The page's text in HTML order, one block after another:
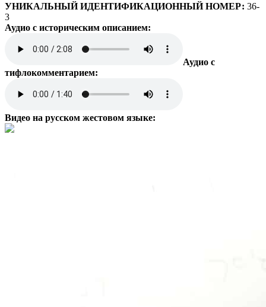
УНИКАЛЬНЫЙ ИДЕНТИФИКАЦИОННЫЙ НОМЕР: 36-
3
Аудио с историческим описанием:
Аудио с
тифлокомментарием:
Видео на русском жестовом языке: